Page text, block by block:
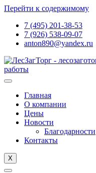
Перейти к содержимому
7 (495) 201-38-53
7 (926) 538-09-07
anton890@yandex.ru
Главная
О компании
Цены
Новости
Благодарности
Контакты
X